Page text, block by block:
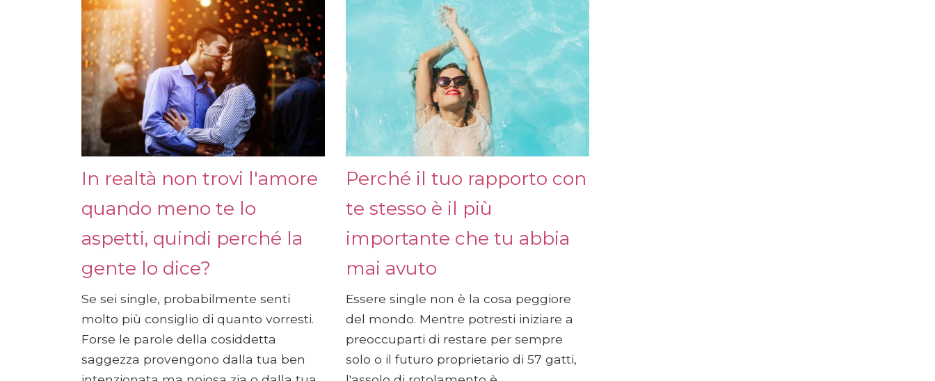
In realtà non trovi l'amore
quando meno te lo
aspetti, quindi perché la
gente lo dice?
Se sei single, probabilmente senti
molto più consiglio di quanto vorresti.
Forse le parole della cosiddetta
saggezza provengono dalla tua ben
Perché il tuo rapporto con
te stesso è il più
importante che tu abbia
mai avuto
Essere single non è la cosa peggiore
del mondo. Mentre potresti iniziare a
preoccuparti di restare per sempre
solo o il futuro proprietario di 57 gatti,